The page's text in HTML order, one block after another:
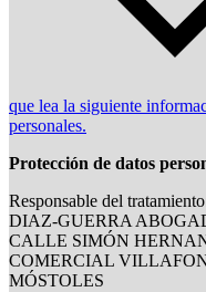
que lea la siguiente
personales.
Protección de datos
Responsable del
DIAZ-GUERRA
CALLE SIMÓN
COMERCIAL
MÓSTOLES